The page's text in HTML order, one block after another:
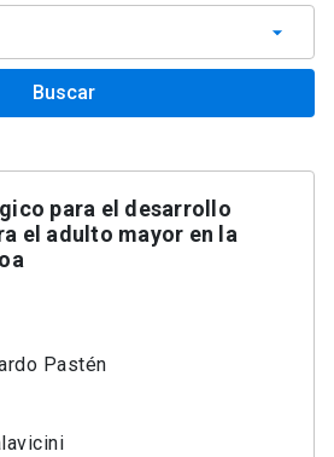
Buscar
para el desarrollo
el adulto mayor en la
Pastén